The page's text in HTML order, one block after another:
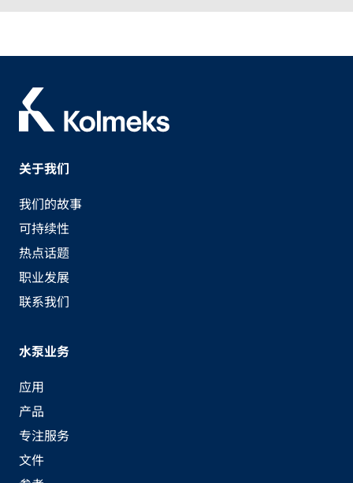
关于我们
我们的故事
可持续性
热点话题
职业发展
联系我们
水泵业务
应用
产品
专注服务
文件